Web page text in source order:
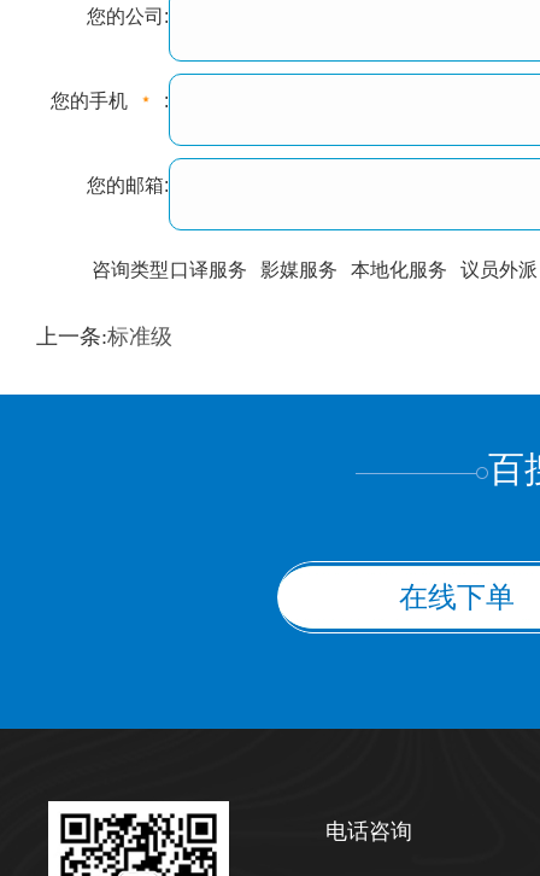
您的公司:
您的手机 :
您的邮箱:
咨询类型口译服务 影媒服务 本地化服务 议员外派
训翻译
上一条:标准级
百
在线下单
电话咨询